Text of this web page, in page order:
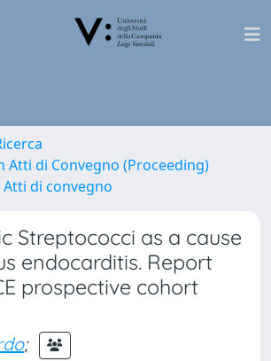
Atti di Convegno (Proceeding)
di convegno
Streptococci as a cause
endocarditis. Report
prospective cohort
;